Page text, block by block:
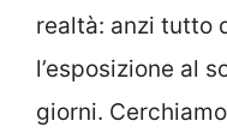
realtà: anzi tutto
l’esposizione al
giorni.